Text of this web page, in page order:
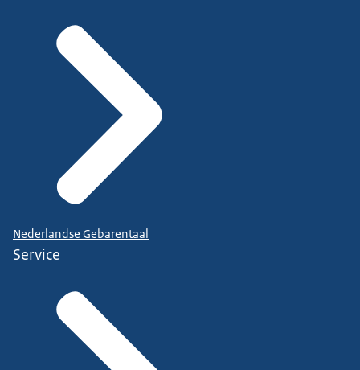
Nederlandse Gebarentaal
Service